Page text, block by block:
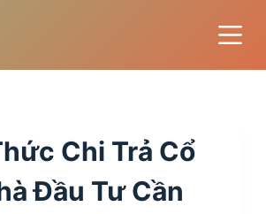
Chi Trả Cổ
Đầu Tư Cần